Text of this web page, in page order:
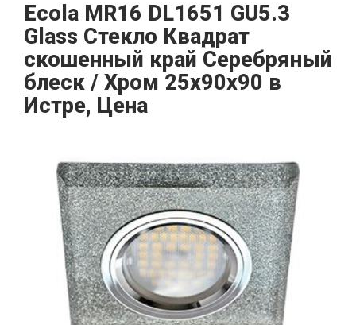
Ecola MR16 DL1651 GU5.3
Glass Стекло Квадрат
скошенный край Серебряный
блеск / Хром 25x90x90 в
Истре, Цена